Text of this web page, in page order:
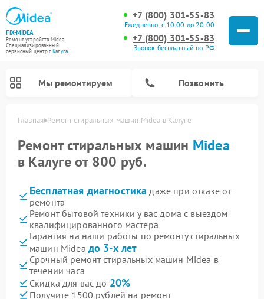
FIX-MIDEA
Ремонт устройств Midea
Специализированный
cервисный центр г.Калуга
+7 (800) 301-55-83
Ежедневно, с 10:00 до 20:00
+7 (800) 301-55-83
Звонок бесплатный по РФ
Мы ремонтируем Позвонить
Главная Ремонт стиральных машин Midea в Калуге
Ремонт стиральных машин Midea
в Калуге от 800 руб.
Бесплатная диагностика даже при отказе от
ремонта
Ремонт бытовой техники у вас дома с выездом
квалифицированного мастера
Гарантия на наши работы по ремонту стиральных
машин Midea до 3-х лет
Срочный ремонт стиральных машин Midea в
течении часа
Скидка для вас до 20%
Получите 1500 рублей на ремонт